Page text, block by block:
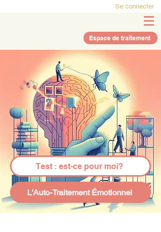
Se connecter
Espace de traitement
Test : est-ce pour moi?
L'Auto-Traitement Émotionnel